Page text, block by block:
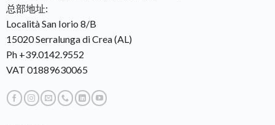
总部地址:
Località San Iorio 8/B
15020 Serralunga di Crea (AL)
Ph +39.0142.9552
VAT 01889630065